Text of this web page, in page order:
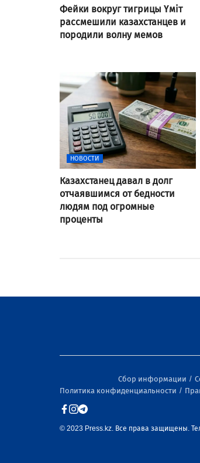
Фейки вокруг тигрицы Үміт
рассмешили казахстанцев и
породили волну мемов
НОВОСТИ
Казахстанец давал в долг
отчаявшимся от бедности
людям под огромные
проценты
Сбор информации
Политика конфиденциальности
© 2023 Press.kz. Все права защищены.